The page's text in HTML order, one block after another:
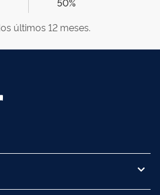
últimos 12 meses.